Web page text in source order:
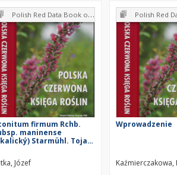
Monika Łazarski, Grzegorz
Polish Red Data Book of Plants : Pteridophytes and flowering plants
firmum Rchb.
maninense
Starmühl. Tojad
Józef
Polish Red Data Book of Plants :
Wprowadzenie
Kaźmierczakowa,